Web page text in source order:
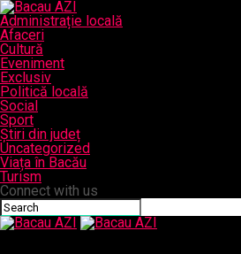
Administrație locală
Afaceri
Cultură
Eveniment
Exclusiv
Politică locală
Social
Sport
Știri din județ
Uncategorized
Viața în Bacău
Turism
Connect with us